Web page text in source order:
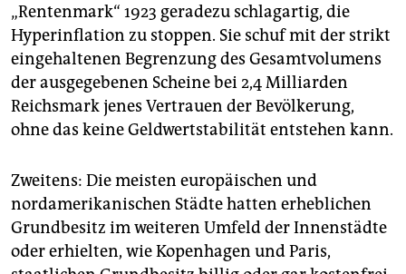
„Rentenmark“ 1923 geradezu schlagartig, die
Hyperinflation zu stoppen. Sie schuf mit der strikt
eingehaltenen Begrenzung des Gesamtvolumens
der ausgegebenen Scheine bei 2,4 Milliarden
Reichsmark jenes Vertrauen der Bevölkerung,
ohne das keine Geldwertstabilität entstehen kann.
Zweitens: Die meisten europäischen und
nordamerikanischen Städte hatten erheblichen
Grundbesitz im weiteren Umfeld der Innenstädte
oder erhielten, wie Kopenhagen und Paris,